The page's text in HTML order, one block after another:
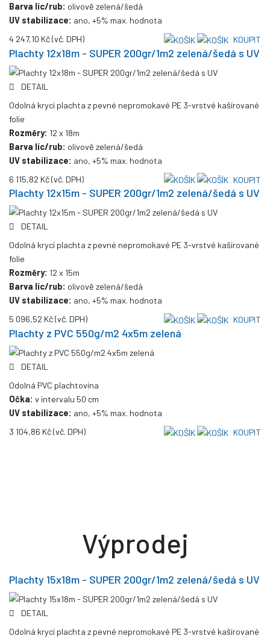
Barva líc/rub: olivově zelená/šedá
UV stabilizace: ano, +5% max. hodnota
4 247,10 Kč(vč. DPH) KOUPIT
Plachty 12x18m - SUPER 200gr/1m2 zelená/šedá s UV
DETAIL
Odolná krycí plachta z pevné nepromokavé PE 3-vrstvé kašírované
folie
Rozměry: 12 x 18m
Barva líc/rub: olivově zelená/šedá
UV stabilizace: ano, +5% max. hodnota
6 115,82 Kč(vč. DPH) KOUPIT
Plachty 12x15m - SUPER 200gr/1m2 zelená/šedá s UV
DETAIL
Odolná krycí plachta z pevné nepromokavé PE 3-vrstvé kašírované
folie
Rozměry: 12 x 15m
Barva líc/rub: olivově zelená/šedá
UV stabilizace: ano, +5% max. hodnota
5 096,52 Kč(vč. DPH) KOUPIT
Plachty z PVC 550g/m2 4x5m zelená
DETAIL
Odolná PVC plachtovina
Očka: v intervalu 50 cm
UV stabilizace: ano, +5% max. hodnota
3 104,86 Kč(vč. DPH) KOUPIT
Výprodej
Plachty 15x18m - SUPER 200gr/1m2 zelená/šedá s UV
DETAIL
Odolná krycí plachta z pevné nepromokavé PE 3-vrstvé kašírované